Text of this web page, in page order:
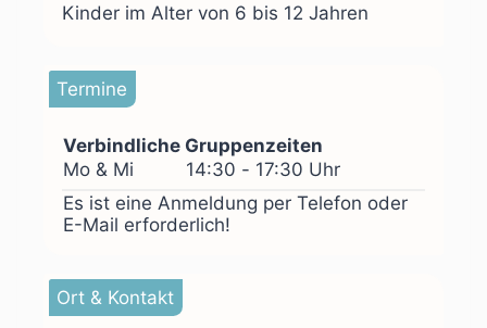
Kinder im Alter von 6 bis 12 Jahren
Termine
Verbindliche Gruppenzeiten
Mo & Mi
14:30 - 17:30 Uhr
Es ist eine Anmeldung per Telefon oder
E-Mail erforderlich!
Ort & Kontakt